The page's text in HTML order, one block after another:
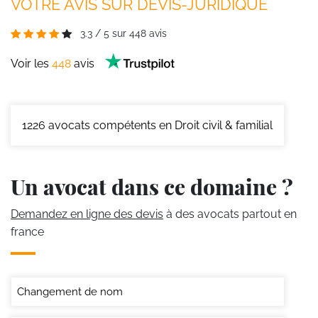
VOTRE AVIS SUR DEVIS-JURIDIQUE
3.3 / 5 sur 448 avis
Voir les 448 avis
1226 avocats compétents en Droit civil & familial
Un avocat dans ce domaine ?
Demandez en ligne des devis à des avocats partout en
france
Changement de nom